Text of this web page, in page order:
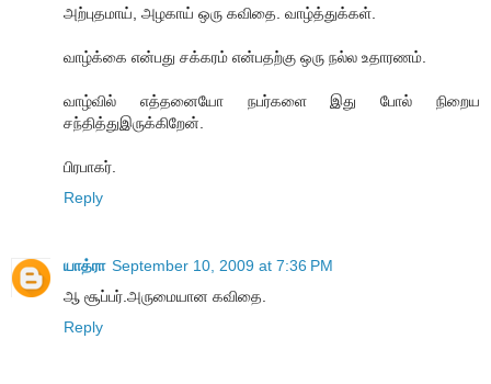
அற்புதமாய், அழகாய் ஒரு கவிதை. வாழ்த்துக்கள்.
வாழ்க்கை என்பது சக்கரம் என்பதற்கு ஒரு நல்ல உதாரணம்.
வாழ்வில் எத்தனையோ நபர்களை இது போல் நிறைய
சந்தித்துஇருக்கிறேன்.
பிரபாகர்.
Reply
யாத்ரா September 10, 2009 at 7:36 PM
ஆ சூப்பர்.அருமையான கவிதை.
Reply